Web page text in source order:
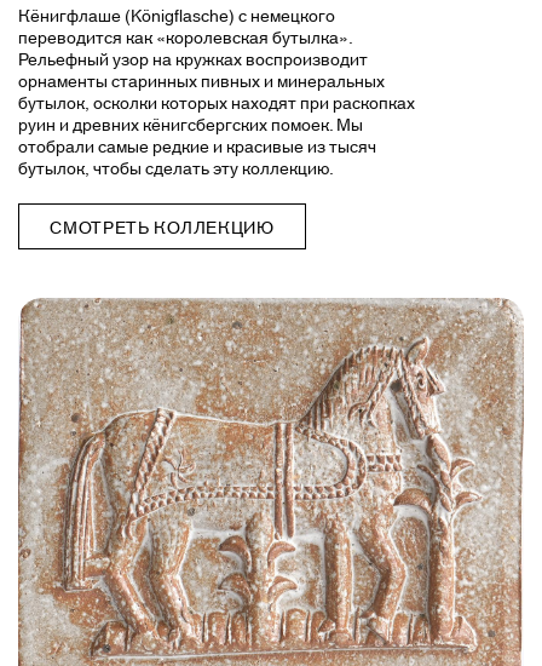
Кёнигфлаше (Königflasche) с немецкого
переводится как «королевская бутылка».
Рельефный узор на кружках воспроизводит
орнаменты старинных пивных и минеральных
бутылок, осколки которых находят при раскопках
руин и древних кёнигсбергских помоек. Мы
отобрали самые редкие и красивые из тысяч
бутылок, чтобы сделать эту коллекцию.
СМОТРЕТЬ КОЛЛЕКЦИЮ